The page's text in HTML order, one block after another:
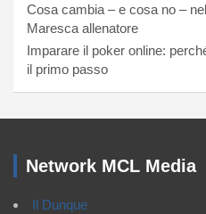
Cosa cambia – e cosa no –
Maresca allenatore
Imparare il poker online:
il primo passo
Network MCL Media
Il Dunque